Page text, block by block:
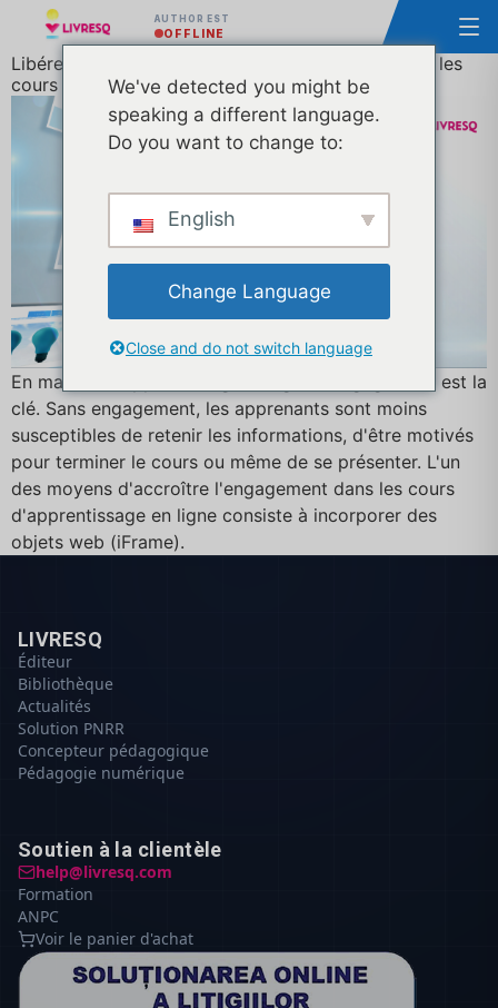
AUTHOR EST
OFFLINE
Libérer la puissance des objets Web intégrés dans les
cours d'apprentissage en ligne
En matière d'apprentissage en ligne, l'engagement est la
clé. Sans engagement, les apprenants sont moins
susceptibles de retenir les informations, d'être motivés
pour terminer le cours ou même de se présenter. L'un
des moyens d'accroître l'engagement dans les cours
d'apprentissage en ligne consiste à incorporer des
objets web (iFrame).
LIVRESQ
Éditeur
Bibliothèque
Actualités
Solution PNRR
Concepteur pédagogique
Pédagogie numérique
Soutien à la clientèle
help@livresq.com
Formation
ANPC
Voir le panier d'achat
We've detected you might be
speaking a different language.
Do you want to change to:
English
Change Language
Close and do not switch language